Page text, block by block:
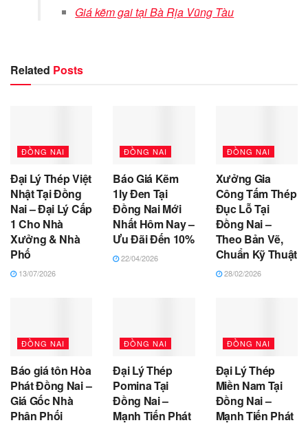
Giá kẽm gai tại Bà Rịa Vũng Tàu
Related Posts
ĐỒNG NAI
Đại Lý Thép Việt
Nhật Tại Đồng
Nai – Đại Lý Cấp
1 Cho Nhà
Xưởng & Nhà
Phố
13/07/2026
ĐỒNG NAI
Báo Giá Kẽm
1ly Đen Tại
Đồng Nai Mới
Nhất Hôm Nay –
Ưu Đãi Đến 10%
22/04/2026
ĐỒNG NAI
Xưởng Gia
Công Tấm Thép
Đục Lỗ Tại
Đồng Nai –
Theo Bản Vẽ,
Chuẩn Kỹ Thuật
28/02/2026
ĐỒNG NAI
Báo giá tôn Hòa
Phát Đồng Nai –
Giá Gốc Nhà
Phân Phối
ĐỒNG NAI
Đại Lý Thép
Pomina Tại
Đồng Nai –
Mạnh Tiến Phát
ĐỒNG NAI
Đại Lý Thép
Miền Nam Tại
Đồng Nai –
Mạnh Tiến Phát